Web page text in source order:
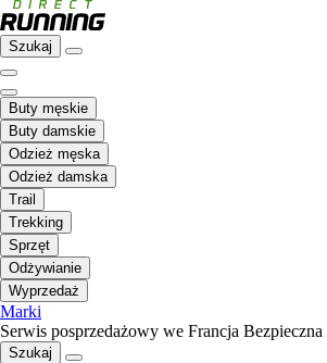
Szukaj
Buty męskie
Buty damskie
Odzież męska
Odzież damska
Trail
Trekking
Sprzęt
Odżywianie
Wyprzedaż
Marki
Serwis posprzedażowy we Francja Bezpieczna
Szukaj